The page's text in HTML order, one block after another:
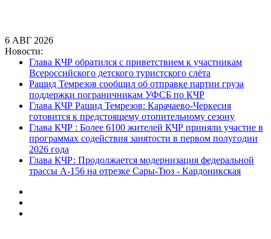
6 АВГ 2026
Новости:
Рашид Темрезов сообщил об отправке партии груза
поддержки пограничникам УФСБ по КЧР
Глава КЧР Рашид Темрезов: Карачаево-Черкесия
готовится к предстоящему отопительному сезону
Глава КЧР : Более 6100 жителей КЧР приняли участие в
программах содействия занятости в первом полугодии
2026 года
Глава КЧР: Продолжается модернизация федеральной
трассы А-156 на отрезке Сары-Тюз - Кардоникская
Глава КЧР обратился с приветствием к участникам
Всероссийского детского туристского слёта